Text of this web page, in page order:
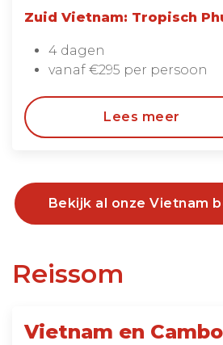
Zuid Vietnam: Tropisch
4 dagen
vanaf €295 per persoon
Lees meer
Bekijk al onze Vietnam
Reissom
Vietnam en